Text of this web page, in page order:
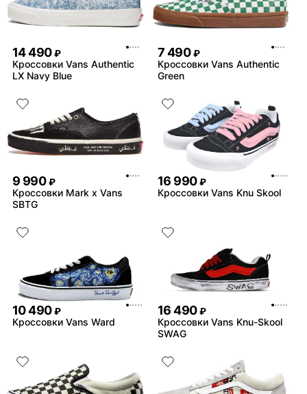
14 490 ₽
Кроссовки Vans Authentic
LX Navy Blue
7 490 ₽
Кроссовки Vans Authentic
Green
9 990 ₽
Кроссовки Mark x Vans
SBTG
16 990 ₽
Кроссовки Vans Knu Skool
10 490 ₽
Кроссовки Vans Ward
16 490 ₽
Кроссовки Vans Knu-Skool
SWAG